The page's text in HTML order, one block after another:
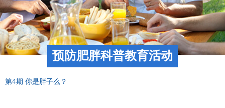
预防肥胖科普教育活动
第4期 你是胖子么？